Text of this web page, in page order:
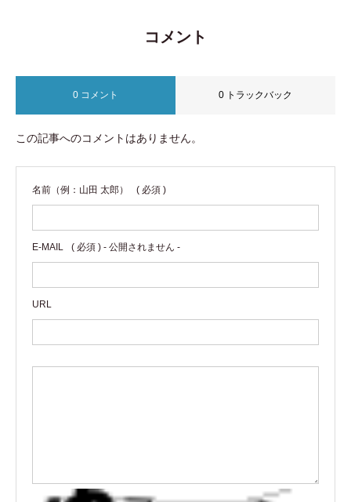
コメント
0 コメント 0 トラックバック
この記事へのコメントはありません。
名前（例：山田 太郎） ( 必須 )
E-MAIL ( 必須 ) - 公開されません -
URL